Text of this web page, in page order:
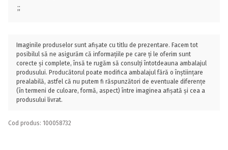
;;
Imaginile produselor sunt afișate cu titlu de prezentare. Facem tot
posibilul să ne asigurăm că informațiile pe care ți le oferim sunt
corecte și complete, însă te rugăm să consulți întotdeauna ambalajul
produsului. Producătorul poate modifica ambalajul fără o înștiințare
prealabilă, astfel că nu putem fi răspunzători de eventuale diferențe
(în termeni de culoare, formă, aspect) între imaginea afișată și cea a
produsului livrat.
Cod produs: 100058732